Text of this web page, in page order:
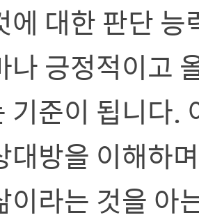
에 대한 판단
나 긍정적이고
기준이 됩니다.
대방을 이해하
이라는 것을 아